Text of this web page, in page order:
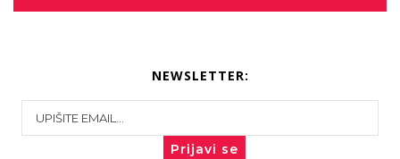
NEWSLETTER:
Prijavi se